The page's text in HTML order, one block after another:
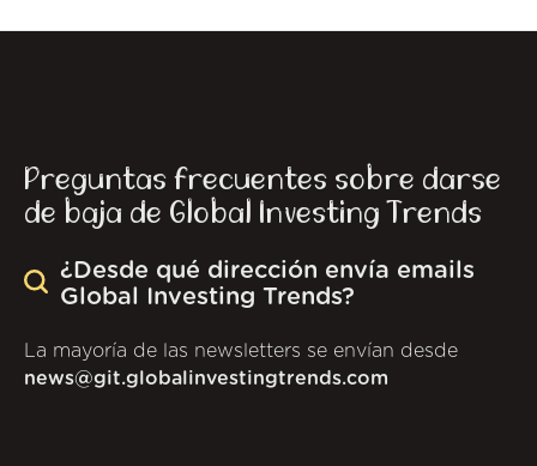
Preguntas frecuentes sobre darse
de baja de Global Investing Trends
¿Desde qué dirección envía emails
Global Investing Trends?
La mayoría de las newsletters se envían desde
news@git.globalinvestingtrends.com